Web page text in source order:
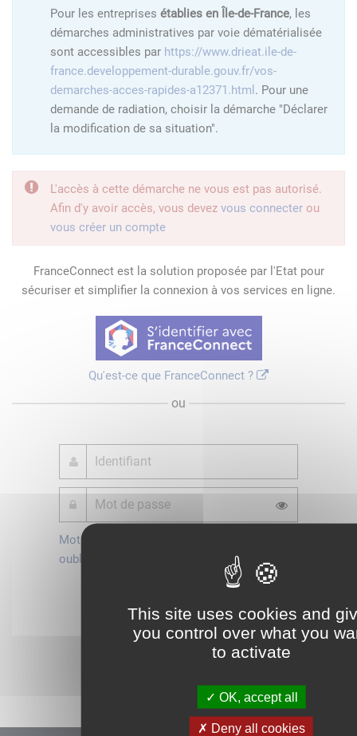
This site uses cookies and
you control over what you
to activate
OK, accept all
Deny all cookies
Pour les entreprises établies en Île-de-France, les
démarches administratives par voie dématérialisée
sont accessibles par https://www.drieat.ile-de-
france.developpement-durable.gouv.fr/vos-
demarches-acces-rapides-a12371.html . Pour une
demande de radiation, choisir la démarche "Déclarer
la modification de sa situation".
L'accès à cette démarche ne vous est pas autorisé.
Afin d'y avoir accès, vous devez vous connecter ou
vous créer un compte
FranceConnect est la solution proposée par l'Etat pour
sécuriser et simplifier la connexion à vos services en ligne.
Qu'est-ce que FranceConnect ?
ou
Mot de passe
oublié ?